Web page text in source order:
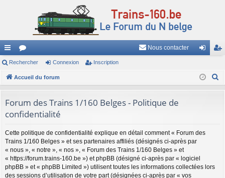
ac
co
ci
or
u
s
Nous contacter
ne cri
Rechercher Connexion Inscription
Accueil du forum
Forum des Trains 1/160 Belges - Politique de
confidentialité
Cette politique de confidentialité explique en détail comment « Forum des
Trains 1/160 Belges » et ses partenaires affiliés (désignés ci-après par
« nous », « notre », « nos », « Forum des Trains 1/160 Belges » et
« https://forum.trains-160.be ») et phpBB (désigné ci-après par « logiciel
phpBB » et « phpBB Limited ») utilisent toutes les informations collectées lors
des sessions d’utilisation de votre part (désignées ci-après par « vos